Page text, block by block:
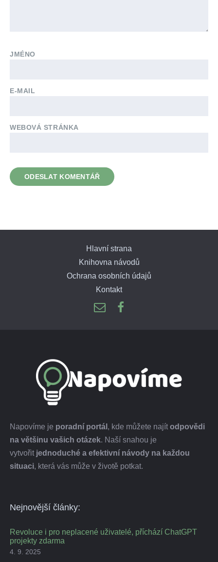
JMÉNO
E-MAIL
WEBOVÁ STRÁNKA
Hlavní strana
Knihovna návodů
Ochrana osobních údajů
Kontakt
Napovíme je poradní portál , kde můžete najít odpovědi
na většinu vašich otázek. Naší snahou je
vytvořit jednoduché a efektivní návody na každou
situaci, která vás může v životě potkat.
Nejnovější články:
Revoluce i pro neplacené uživatelé, příchází ChatGPT
projekty zdarma
4. 9. 2025